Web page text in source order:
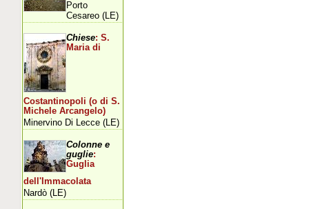
Porto
Cesareo (LE)
Chiese: S.
Maria di
Costantinopoli (o di S.
Michele Arcangelo)
Minervino Di Lecce (LE)
Colonne e
guglie:
Guglia
dell'Immacolata
Nardò (LE)